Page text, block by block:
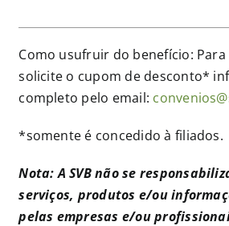
Como usufruir do benefício:
solicite o cupom de desconto*
completo pelo email:
*somente é concedido à filiados.
Nota: A SVB não se
serviços, produtos e/ou
pelas empresas e/ou